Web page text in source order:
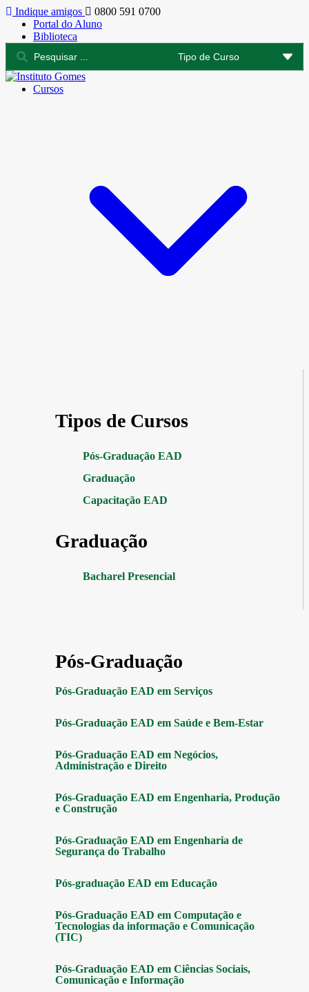
Indique amigos
0800 591 0700
Portal do Aluno
Biblioteca
Cursos
Tipos de Cursos
Pós-Graduação EAD
Graduação
Capacitação EAD
Graduação
Bacharel Presencial
Pós-Graduação
Pós-Graduação EAD em Serviços
Pós-Graduação EAD em Saúde e Bem-Estar
Pós-Graduação EAD em Negócios,
Administração e Direito
Pós-Graduação EAD em Engenharia, Produção
e Construção
Pós-Graduação EAD em Engenharia de
Segurança do Trabalho
Pós-graduação EAD em Educação
Pós-Graduação EAD em Computação e
Tecnologias da informação e Comunicação
(TIC)
Pós-Graduação EAD em Ciências Sociais,
Comunicação e Informação